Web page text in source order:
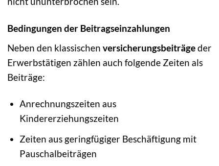
Bedingungen der Beitragseinzahlungen
Neben den klassischen versicherungsbeiträgeder
Erwerbstätigen zählen auch folgende Zeiten als
Beiträge:
Anrechnungszeiten aus
Kindererziehungszeiten
Zeiten aus geringfügiger Beschäftigung mit
Pauschalbeiträgen